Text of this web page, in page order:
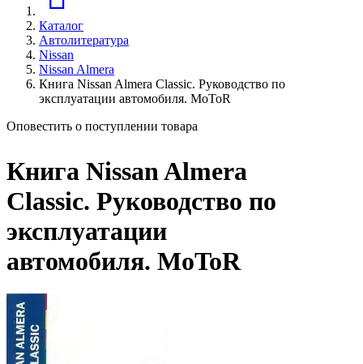
Каталог
Автолитература
Nissan
Nissan Almera
Книга Nissan Almera Classic. Руководство по
эксплуатации автомобиля. MoToR
Оповестить о поступлении товара
Книга Nissan Almera
Classic. Руководство по
эксплуатации
автомобиля. MoToR